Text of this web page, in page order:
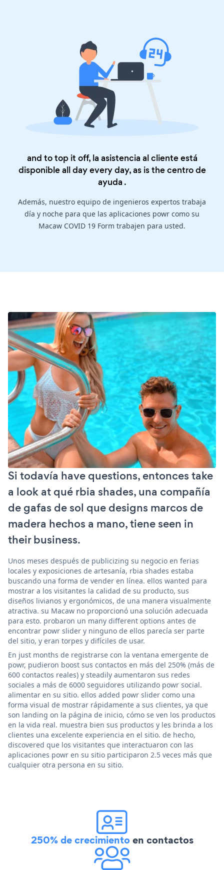
and to top it off, la asistencia al cliente está
disponible all day every day, as is thecentro de
ayuda .
Además, nuestro equipo de ingenieros expertos trabaja
día y noche para que las aplicaciones powr como su
Macaw COVID 19 Form trabajen para usted.
Si todavía have questions, entonces take
a look at qué rbia shades, una compañía
de gafas de sol que designs marcos de
madera hechos a mano, tiene seen in
their business.
Unos meses después de publicizing su negocio en ferias
locales y exposiciones de artesanía, rbia shades estaba
buscando una forma de vender en línea. ellos wanted para
mostrar a los visitantes la calidad de su producto, sus
diseños livianos y ergonómicos, de una manera visualmente
atractiva. su Macaw no proporcionó una solución adecuada
para esto. probaron un many different options antes de
encontrar powr slider y ninguno de ellos parecía ser parte
del sitio, y eran torpes y difíciles de usar.
En just months de registrarse con la ventana emergente de
powr, pudieron boost sus contactos en más del 250% (más de
600 contactos reales) y steadily aumentaron sus redes
sociales a más de 6000 seguidores utilizando powr social.
alimentar en su sitio. ellos added powr slider como una
forma visual de mostrar rápidamente a sus clientes, ya que
son landing on la página de inicio, cómo se ven los productos
en la vida real. muestra bien sus productos y les brinda a los
clientes una excelente experiencia en el sitio. de hecho,
discovered que los visitantes que interactuaron con las
aplicaciones powr en su sitio participaron 2.5 veces más que
cualquier otra persona en su sitio.
250% de crecimientoen contactos